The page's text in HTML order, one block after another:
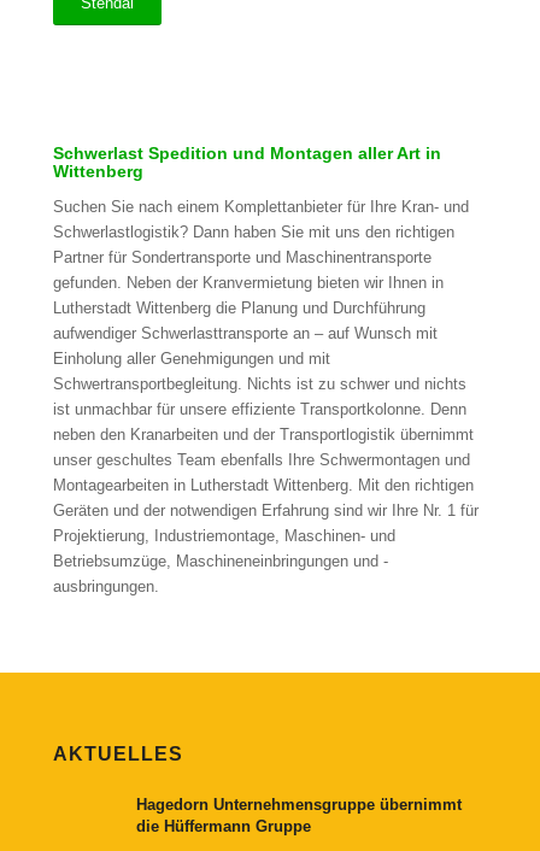
Schwerlast Spedition und Montagen aller Art in
Wittenberg
Suchen Sie nach einem Komplettanbieter für Ihre Kran- und
Schwerlastlogistik? Dann haben Sie mit uns den richtigen
Partner für Sondertransporte und Maschinentransporte
gefunden. Neben der Kranvermietung bieten wir Ihnen in
Lutherstadt Wittenberg die Planung und Durchführung
aufwendiger Schwerlasttransporte an – auf Wunsch mit
Einholung aller Genehmigungen und mit
Schwertransportbegleitung. Nichts ist zu schwer und nichts
ist unmachbar für unsere effiziente Transportkolonne. Denn
neben den Kranarbeiten und der Transportlogistik übernimmt
unser geschultes Team ebenfalls Ihre Schwermontagen und
Montagearbeiten in Lutherstadt Wittenberg. Mit den richtigen
Geräten und der notwendigen Erfahrung sind wir Ihre Nr. 1 für
Projektierung, Industriemontage, Maschinen- und
Betriebsumzüge, Maschineneinbringungen und -
ausbringungen.
AKTUELLES
Hagedorn Unternehmensgruppe übernimmt
die Hüffermann Gruppe